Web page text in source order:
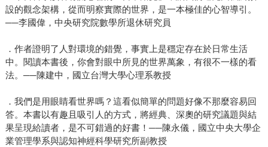
設的觀念架構，從而明察實際的世界，是一本極佳的心智導引。
──李國偉，中央研究院數學所退休研究員
．作者證明了人對環境的錯覺，事實上是穩定存在於日常生活
中。閱讀本書後，你會對眼中所見的世界萬象，有很不一樣的看
法。──陳建中，國立台灣大學心理系教授
．我們是用眼睛看世界嗎？這看似簡單的問題好像不那麼容易回
答。本書以有趣且吸引人的方式，將經典、深奧的研究議題與結
果呈現給讀者，是不可錯過的好書！──陳永儀，國立中央大學企
業管理學系與認知神經科學研究所副教授